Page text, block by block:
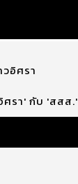
อิศรา
ศรา' กับ 'สสส.'